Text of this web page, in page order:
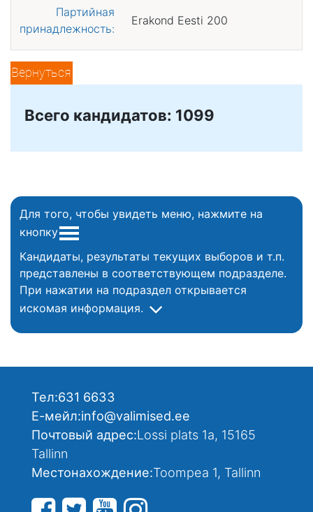
Партийная
принадлежность:
Erakond Eesti 200
Вернуться
Всего кандидатов: 1099
Для того, чтобы увидеть меню, нажмите на
кнопку
Кандидаты, результаты текущих выборов и т.п.
представлены в соответствующем подразделе.
При нажатии на подраздел открывается
искомая информация.
Тел:631 6633
Е-мейл:info@valimised.ee
Почтовый адрес:Lossi plats 1a, 15165
Tallinn
Местонахождение:Toompea 1, Tallinn